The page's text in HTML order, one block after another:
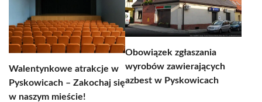
Walentynkowe atrakcje w
Pyskowicach – Zakochaj się
w naszym mieście!
Obowiązek zgłaszania
wyrobów zawierających
azbest w Pyskowicach